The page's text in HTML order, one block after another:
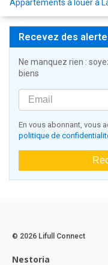
Appartements à louer à
Recevez des
Ne manquez rien :
biens
En vous abonnant, vous
politique de
© 2026 Lifull Connect
Nestoria